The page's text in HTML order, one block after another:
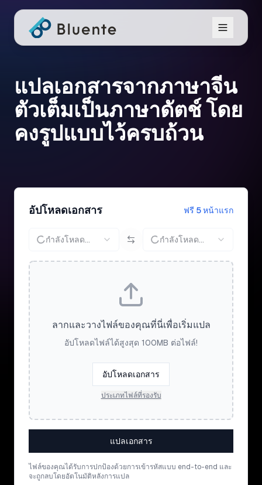
แปลเอกสารจากภาษาจีน
ตัวเต็มเป็นภาษาดัตช์ โดย
คงรูปแบบไว้ครบถ้วน
อัปโหลดเอกสาร ฟรี 5 หน้าแรก
กำลังโหลด... กำลังโหลด...
ลากและวางไฟล์ของคุณที่นี่เพื่อเริ่มแปล
อัปโหลดไฟล์ได้สูงสุด 100MB ต่อไฟล์!
อัปโหลดเอกสาร
ประเภทไฟล์ที่รองรับ
แปลเอกสาร
ไฟล์ของคุณได้รับการปกป้องด้วยการเข้ารหัสแบบ end-to-end และ
จะถูกลบโดยอัตโนมัติหลังการแปล